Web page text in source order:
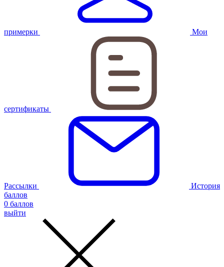
примерки Мои
сертификаты
Рассылки
История
баллов
0 баллов
выйти